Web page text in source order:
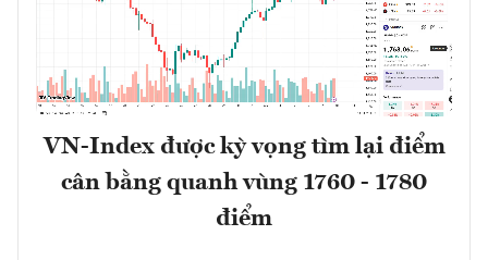
VN-Index được kỳ vọng tìm lại điểm
cân bằng quanh vùng 1760 - 1780
điểm